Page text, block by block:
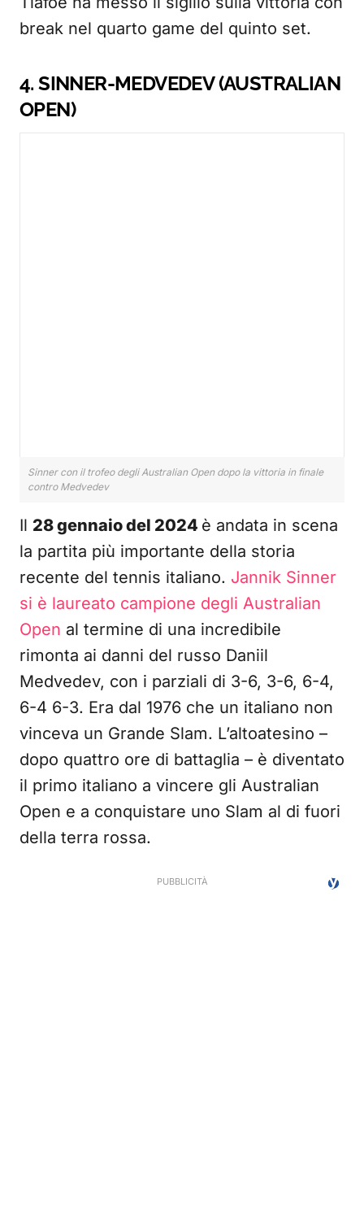
break nel quarto game del quinto set.
4. SINNER-MEDVEDEV (AUSTRALIAN
OPEN)
Sinner con il trofeo degli Australian Open dopo la vittoria in finale
contro Medvedev
Il 28 gennaio del 2024 è andata in scena
la partita più importante della storia
recente del tennis italiano. Jannik Sinner
si è laureato campione degli Australian
Open al termine di una incredibile
rimonta ai danni del russo Daniil
Medvedev, con i parziali di 3-6, 3-6, 6-4,
6-4 6-3. Era dal 1976 che un italiano non
vinceva un Grande Slam. L’altoatesino –
dopo quattro ore di battaglia – è diventato
il primo italiano a vincere gli Australian
Open e a conquistare uno Slam al di fuori
della terra rossa.